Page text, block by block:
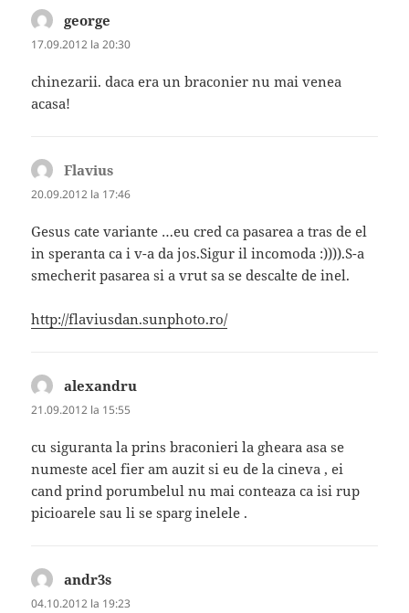
george
17.09.2012 la 20:30
chinezarii. daca era un braconier nu mai venea
acasa!
Flavius
20.09.2012 la 17:46
Gesus cate variante …eu cred ca pasarea a tras de el
in speranta ca i v-a da jos.Sigur il incomoda :)))).S-a
smecherit pasarea si a vrut sa se descalte de inel.
http://flaviusdan.sunphoto.ro/
alexandru
21.09.2012 la 15:55
cu siguranta la prins braconieri la gheara asa se
numeste acel fier am auzit si eu de la cineva , ei
cand prind porumbelul nu mai conteaza ca isi rup
picioarele sau li se sparg inelele .
andr3s
04.10.2012 la 19:23